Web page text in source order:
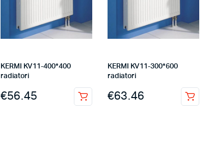
KERMI KV11-400*400
radiatori
€56.45
KERMI KV11-300*600
radiatori
€63.46